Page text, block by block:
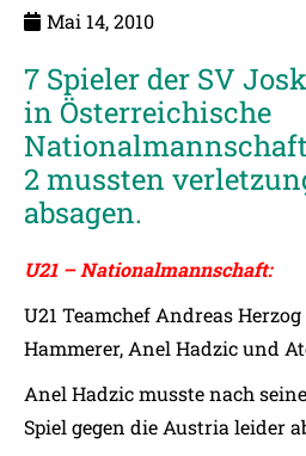
Mai 14, 2010
7 Spieler der SV
in Österreichische
2 mussten
absagen.
U21 – Nationalmannschaft:
U21 Teamchef Andreas
Hammerer, Anel Hadzic und
Anel Hadzic musste nach
Spiel gegen die Austria leider